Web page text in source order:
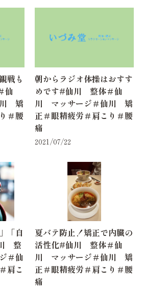
戦も
仙
矯
＃腰
朝からラジオ体操はおすす
めです#仙川 整体＃仙
川 マッサージ＃仙川 矯
正＃眼精疲労＃肩こり＃腰
痛
2021/07/22
「自
整
＃仙
肩こ
夏バテ防止！矯正で内臓の
活性化#仙川 整体＃仙
川 マッサージ＃仙川 矯
正＃眼精疲労＃肩こり＃腰
痛